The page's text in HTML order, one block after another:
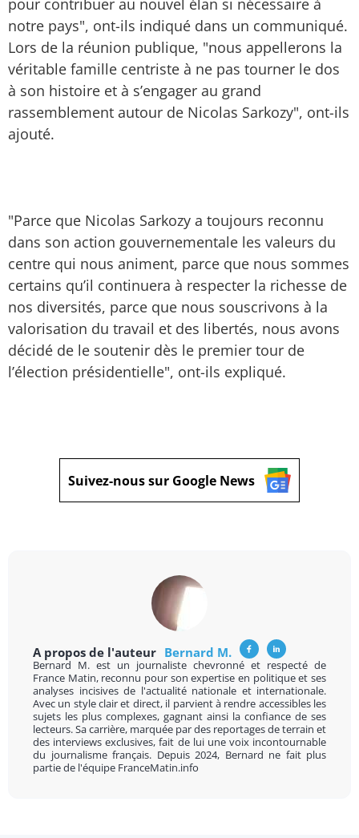
pour contribuer au nouvel élan si nécessaire à
notre pays", ont-ils indiqué dans un communiqué.
Lors de la réunion publique, "nous appellerons la
véritable famille centriste à ne pas tourner le dos
à son histoire et à s’engager au grand
rassemblement autour de Nicolas Sarkozy", ont-ils
ajouté.
"Parce que Nicolas Sarkozy a toujours reconnu
dans son action gouvernementale les valeurs du
centre qui nous animent, parce que nous sommes
certains qu’il continuera à respecter la richesse de
nos diversités, parce que nous souscrivons à la
valorisation du travail et des libertés, nous avons
décidé de le soutenir dès le premier tour de
l’élection présidentielle", ont-ils expliqué.
Suivez-nous sur Google News
A propos de l'auteur Bernard M.
Bernard M. est un journaliste chevronné et respecté de
France Matin, reconnu pour son expertise en politique et ses
analyses incisives de l'actualité nationale et internationale.
Avec un style clair et direct, il parvient à rendre accessibles les
sujets les plus complexes, gagnant ainsi la confiance de ses
lecteurs. Sa carrière, marquée par des reportages de terrain et
des interviews exclusives, fait de lui une voix incontournable
du journalisme français. Depuis 2024, Bernard ne fait plus
partie de l'équipe FranceMatin.info